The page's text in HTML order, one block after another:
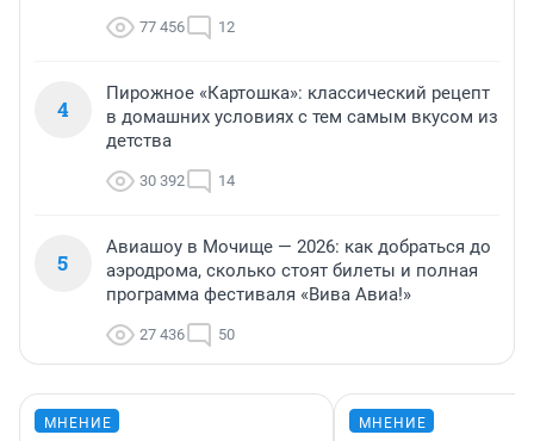
77 456 12
4
Пирожное «Картошка»: классический рецепт
в домашних условиях с тем самым вкусом из
детства
30 392 14
5
Авиашоу в Мочище — 2026: как добраться до
аэродрома, сколько стоят билеты и полная
программа фестиваля «Вива Авиа!»
27 436 50
МНЕНИЕ МНЕНИЕ